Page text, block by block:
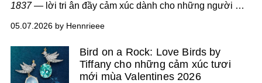
1837— lời tri ân đầy cảm xúc dành cho những người mẹ,
biết ơn và những giá trị được truyền lại qua nhiều thế hệ.
Đồng hành cùng chiến dịch lần này là đại sứ thương hiệu
Rosie Huntington-Whiteley, nhân vật trung tâm của một
thước phim ngắn giàu tính riêng tư, nơi những ký ức và
05.07.2026 by Hennrieee
Bird on a Rock: Love Birds by
Tiffany cho những cảm xúc tươi
mới mùa Valentines 2026